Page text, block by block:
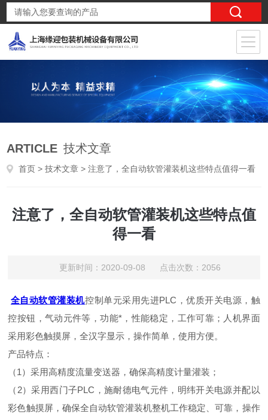
ARTICLE 技术文章
首页 >技术文章 > 注意了，全自动软管灌装机这些特点值得一看
注意了，全自动软管灌装机这些特点值
得一看
更新时间：2020-09-08 点击次数：2056
全自动软管灌装机控制单元采用先进PLC，优质开关电源，触
控按钮，气动元件等，功能*，性能稳定，工作可靠；人机界面
采用彩色触摸屏，全汉字显示，操作简单，使用方便。
产品特点：
（1）采用高精度流量变送器，确保高精度计量灌装；
（2）采用西门子PLC，施耐德电气元件，明纬开关电源并配以
彩色触摸屏，确保全自动软管灌装机整机工作稳定、可靠，操作